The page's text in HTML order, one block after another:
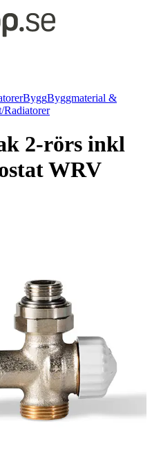
ByggByggmaterial &
Radiatorer
2-rörs inkl
WRV